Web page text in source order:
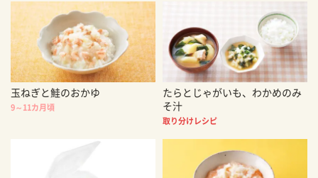
玉ねぎと鮭のおかゆ
9～11カ月頃
たらとじゃがいも、わかめのみ
そ汁
取り分けレシピ